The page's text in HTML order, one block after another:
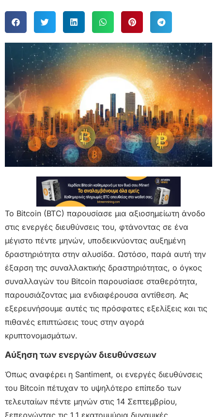
Το Bitcoin (BTC) παρουσίασε μια αξιοσημείωτη άνοδο
στις ενεργές διευθύνσεις του, φτάνοντας σε ένα
μέγιστο πέντε μηνών, υποδεικνύοντας αυξημένη
δραστηριότητα στην αλυσίδα. Ωστόσο, παρά αυτή την
έξαρση της συναλλακτικής δραστηριότητας, ο όγκος
συναλλαγών του Bitcoin παρουσίασε σταθερότητα,
παρουσιάζοντας μια ενδιαφέρουσα αντίθεση. Ας
εξερευνήσουμε αυτές τις πρόσφατες εξελίξεις και τις
πιθανές επιπτώσεις τους στην αγορά
κρυπτονομισμάτων.
Αύξηση των ενεργών διευθύνσεων
Όπως αναφέρει η Santiment, οι ενεργές διευθύνσεις
του Bitcoin πέτυχαν το υψηλότερο επίπεδο των
τελευταίων πέντε μηνών στις 14 Σεπτεμβρίου,
ξεπερνώντας τις 1,1 εκατομμύρια δυναμικές